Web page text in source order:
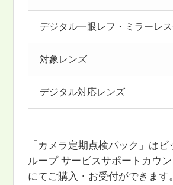
デジタル一眼レフ・ミラーレ
対象レンズ
デジタル対応レンズ
「カメラ定期点検パック」は
ループ サービスサポートカウ
にてご購入・お受付ができます